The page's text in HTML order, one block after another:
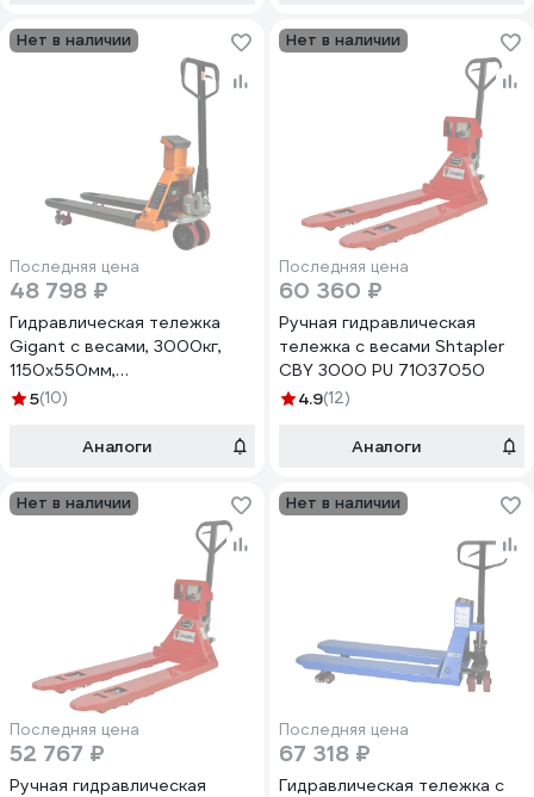
Нет в наличии
Последняя цена
48 798 ₽
Гидравлическая тележка
Gigant с весами, 3000кг,
1150x550мм,
полиуретановые колеса
5(10)
Аналоги
Нет в наличии
Последняя цена
60 360 ₽
Ручная гидравлическая
тележка с весами Shtapler
CBY 3000 PU 71037050
4.9(12)
Аналоги
Нет в наличии
Последняя цена
52 767 ₽
Ручная гидравлическая
Нет в наличии
Последняя цена
67 318 ₽
Гидравлическая тележка с